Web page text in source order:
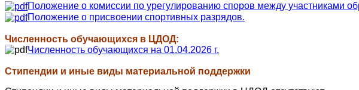
Положение о комиссии по урегулированию споров между участниками
Положение о присвоении спортивных разрядов.
Численность обучающихся в ЦДОД:
Численность обучающихся на 01.04.2026 г.
Стипендии и иные виды материальной поддержки